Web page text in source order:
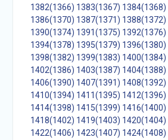
1382(1366) 1383(1367) 1384(1368)
1386(1370) 1387(1371) 1388(1372)
1390(1374) 1391(1375) 1392(1376)
1394(1378) 1395(1379) 1396(1380)
1398(1382) 1399(1383) 1400(1384)
1402(1386) 1403(1387) 1404(1388)
1406(1390) 1407(1391) 1408(1392)
1410(1394) 1411(1395) 1412(1396)
1414(1398) 1415(1399) 1416(1400)
1418(1402) 1419(1403) 1420(1404)
1422(1406) 1423(1407) 1424(1408)